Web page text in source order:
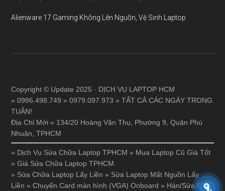
Alienware 17 Gaming Không Lên Nguồn, Vệ Sinh Laptop
Copyright © Update 2025 · DỊCH VỤ LAPTOP HCM
» 0986.498.749 » 0979.097.973 » TẤT CẢ CÁC NGÀY TRONG
TUẦN!
Địa Chỉ Mới » 134/20 Hoàng Văn Thụ, Phường 9, Quận Phú
Nhuận, TPHCM
» Dịch Vụ Sửa Chữa Laptop TPHCM » Mua Laptop Cũ Giá Tốt
»Giá Sửa Chữa Laptop TPHCM
» Sửa Chữa Laptop Lấy Liền » Sửa Laptop Mất Nguồn Lấy
Liền »Chuyển Card màn hình (VGA) Onboard » Hàn/Sửa Bản